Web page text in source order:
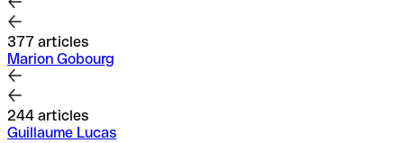
377 articles
Marion Gobourg
244 articles
Guillaume Lucas